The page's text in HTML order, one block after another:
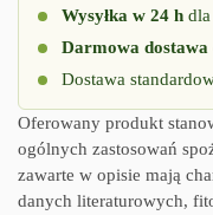
Wysyłka w 24 h
Darmowa dostawa
Dostawa
Oferowany produkt
ogólnych zastosowań
zawarte w opisie mają
danych literaturowych,